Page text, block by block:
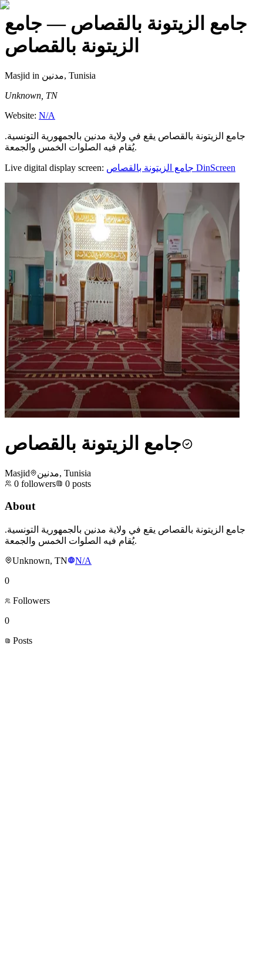
جامع الزيتونة بالقصاص — جامع
الزيتونة بالقصاص
Masjid
in مدنين, Tunisia
Unknown, TN
Website: N/A
جامع الزيتونة بالقصاص يقع في ولاية مدنين بالجمهورية التونسية.
يُقام فيه الصلوات الخمس والجمعة.
Live digital display screen: جامع الزيتونة بالقصاص DinScreen
جامع الزيتونة بالقصاص
Masjid
مدنين, Tunisia
0 followers 0 posts
About
جامع الزيتونة بالقصاص يقع في ولاية مدنين بالجمهورية التونسية.
يُقام فيه الصلوات الخمس والجمعة.
Unknown, TN
N/A
0
Followers
0
Posts